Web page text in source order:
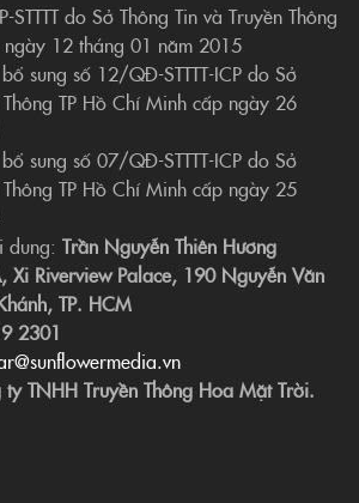
do Sở Thông Tin và Truyền Thông
12 tháng 01 năm 2015
sung số 12/QĐ-STTTT-ICP do Sở
TP Hồ Chí Minh cấp ngày 26
sung số 07/QĐ-STTTT-ICP do Sở
TP Hồ Chí Minh cấp ngày 25
dung: Trần Nguyễn Thiên Hương
Xi Riverview Palace, 190 Nguyễn Văn
TP. HCM
2301
ty TNHH Truyền Thông Hoa Mặt Trời.